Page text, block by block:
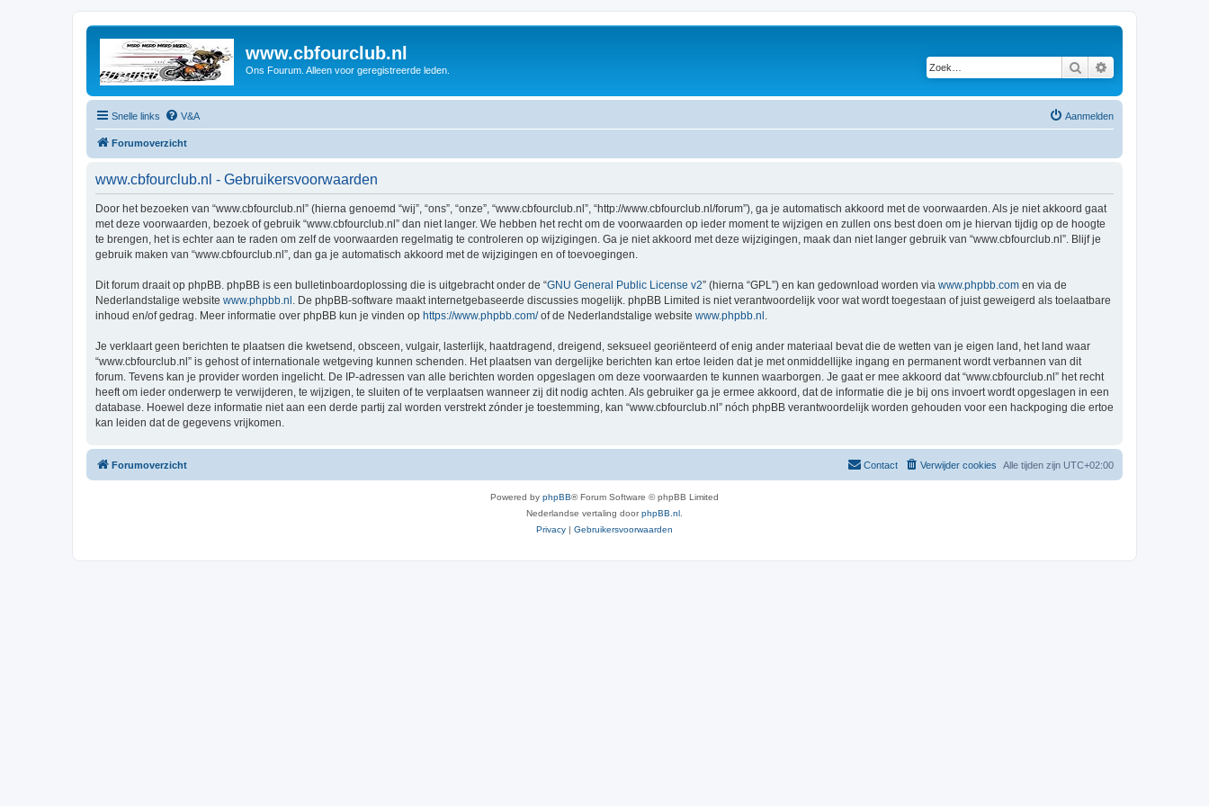
www.cbfourclub.nl
Ons Fourum. Alleen voor geregistreerde leden. Zoek
Snelle links V&A Aanmelden
Forumoverzicht
www.cbfourclub.nl - Gebruikersvoorwaarden
Door het bezoeken van “www.cbfourclub.nl” (hierna genoemd “wij”, “ons”, “onze”, “www.cbfourclub.nl”, “http://www.cbfourclub.nl/forum”), ga je automatisch akkoord met de voorwaarden. Als je niet akkoord gaat
met deze voorwaarden, bezoek of gebruik “www.cbfourclub.nl” dan niet langer. We hebben het recht om de voorwaarden op ieder moment te wijzigen en zullen ons best doen om je hiervan tijdig op de hoogte
te brengen, het is echter aan te raden om zelf de voorwaarden regelmatig te controleren op wijzigingen. Ga je niet akkoord met deze wijzigingen, maak dan niet langer gebruik van “www.cbfourclub.nl”. Blijf je
gebruik maken van “www.cbfourclub.nl”, dan ga je automatisch akkoord met de wijzigingen en of toevoegingen.
Dit forum draait op phpBB. phpBB is een bulletinboardoplossing die is uitgebracht onder de “GNU General Public License v2” (hierna “GPL”) en kan gedownload worden via www.phpbb.com en via de
Nederlandstalige website www.phpbb.nl . De phpBB-software maakt internetgebaseerde discussies mogelijk. phpBB Limited is niet verantwoordelijk voor wat wordt toegestaan of juist geweigerd als toelaatbare
inhoud en/of gedrag. Meer informatie over phpBB kun je vinden op https://www.phpbb.com/of de Nederlandstalige website www.phpbb.nl
Je verklaart geen berichten te plaatsen die kwetsend, obsceen, vulgair, lasterlijk, haatdragend, dreigend, seksueel georiënteerd of enig ander materiaal bevat die de wetten van je eigen land, het land waar
“www.cbfourclub.nl” is gehost of internationale wetgeving kunnen schenden. Het plaatsen van dergelijke berichten kan ertoe leiden dat je met onmiddellijke ingang en permanent wordt verbannen van dit
forum. Tevens kan je provider worden ingelicht. De IP-adressen van alle berichten worden opgeslagen om deze voorwaarden te kunnen waarborgen. Je gaat er mee akkoord dat “www.cbfourclub.nl” het recht
heeft om ieder onderwerp te verwijderen, te wijzigen, te sluiten of te verplaatsen wanneer zij dit nodig achten. Als gebruiker ga je ermee akkoord, dat de informatie die je bij ons invoert wordt opgeslagen in een
database. Hoewel deze informatie niet aan een derde partij zal worden verstrekt zónder je toestemming, kan “www.cbfourclub.nl” nóch phpBB verantwoordelijk worden gehouden voor een hackpoging die ertoe
kan leiden dat de gegevens vrijkomen.
Forumoverzicht Alle tijden zijn UTC+02:00
Verwijder cookies
Contact
Powered by phpBB® Forum Software © phpBB Limited
Nederlandse vertaling doorphpBB.nl
Privacy | Gebruikersvoorwaarden